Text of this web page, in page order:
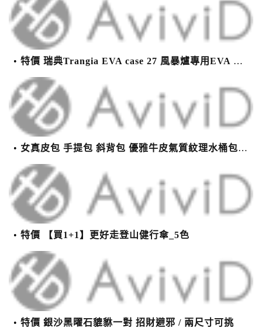
特價 瑞典Trangia EVA case 27 風暴爐專用EVA 防護外盒(小)-黑
女真皮包 手提包 斜背包 優雅牛皮氣質紋理水桶包(2色)【XBO7950112】＊艾美時尚(現+預)
特價 【買1+1】更好走登山健行傘_5色
特價 銀沙黑曜石貔貅一對 招財避邪 / 兩尺寸可挑